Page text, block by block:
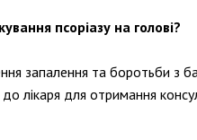
псоріазу на голові?
запалення та боротьби з
лікаря для отримання